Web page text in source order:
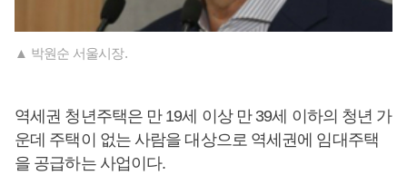
▲ 박원순 서울시장.
역세권 청년주택은 만 19세 이상 만 39세 이하의 청년 가
운데 주택이 없는 사람을 대상으로 역세권에 임대주택
을 공급하는 사업이다.